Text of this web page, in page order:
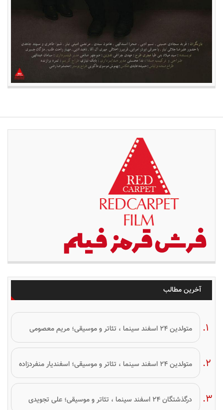
آخرین مطالب
متولدین ۲۴ اسفند سینما ، تئاتر و موسیقی؛ مریم معصومی
متولدین ۲۴ اسفند سینما ، تئاتر و موسیقی؛ اسفندیار منفردزاده
درگذشتگان ۲۴ اسفند سینما ، تئاتر و موسیقی؛ علی تجویدی